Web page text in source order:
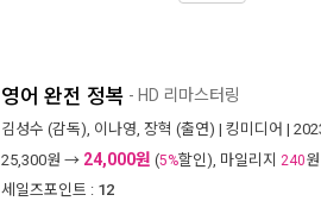
영어 완전 정복 - HD 리마스터링
김성수 (감독), 이나영, 장혁 (출연) | 킹미디어 |
25,300원 → 24,000원 (5%할인), 마일리지 240원
세일즈포인트 : 12